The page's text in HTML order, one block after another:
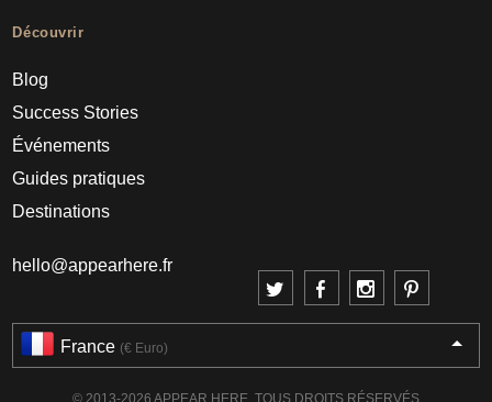
Découvrir
Blog
Success Stories
Événements
Guides pratiques
Destinations
hello@appearhere.fr
France (€ Euro)